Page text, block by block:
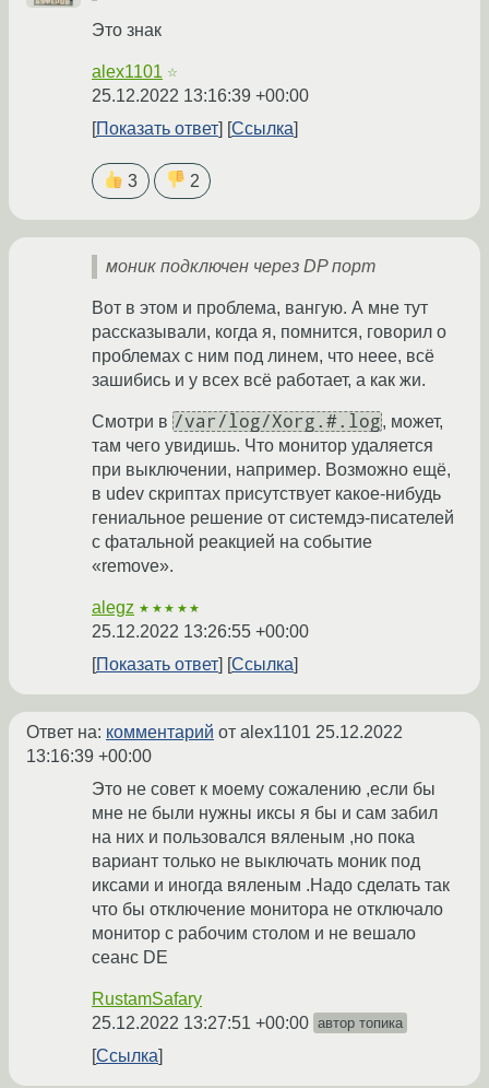
Это знак
alex1101 ☆
25.12.2022 13:16:39 +00:00
Показать ответ
Ссылка
3 2
моник подключен через DP порт
Вот в этом и проблема, вангую. А мне тут
рассказывали, когда я, помнится, говорил о
проблемах с ним под линем, что неее, всё
зашибись и у всех всё работает, а как жи.
Смотри в /var/log/Xorg.#.log, может,
там чего увидишь. Что монитор удаляется
при выключении, например. Возможно ещё,
в udev скриптах присутствует какое-нибудь
гениальное решение от системдэ-писателей
с фатальной реакцией на событие
«remove».
alegz ★★★★★
25.12.2022 13:26:55 +00:00
Показать ответ
Ссылка
Ответ на: комментарий от alex1101 25.12.2022
13:16:39 +00:00
Это не совет к моему сожалению ,если бы
мне не были нужны иксы я бы и сам забил
на них и пользовался вяленым ,но пока
вариант только не выключать моник под
иксами и иногда вяленым .Надо сделать так
что бы отключение монитора не отключало
монитор с рабочим столом и не вешало
сеанс DE
RustamSafary
25.12.2022 13:27:51 +00:00 автор топика
Ссылка